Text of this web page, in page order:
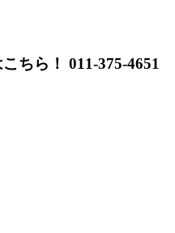
ちら！ 011-375-4651